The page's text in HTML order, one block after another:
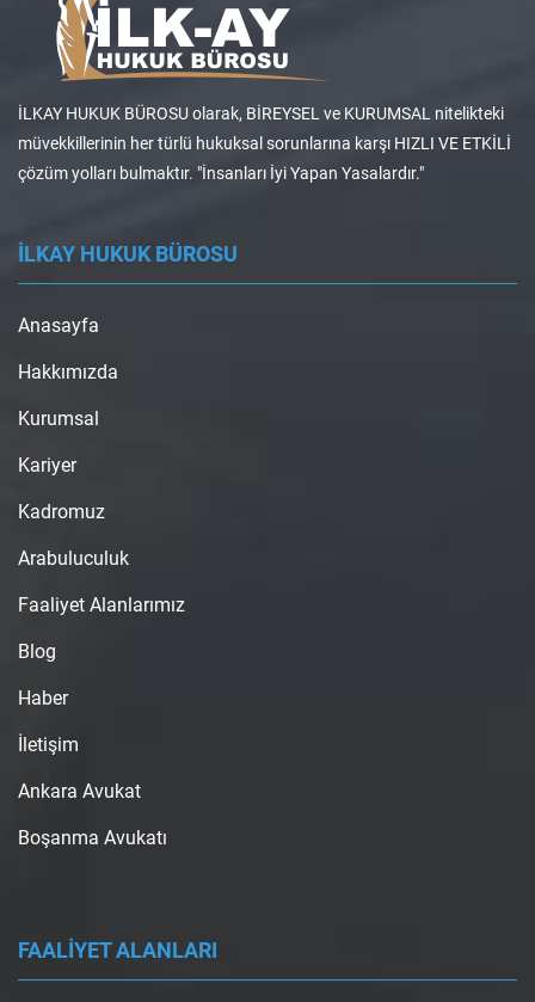
İLKAY HUKUK BÜROSU olarak, BİREYSEL ve KURUMSAL nitelikteki
müvekkillerinin her türlü hukuksal sorunlarına karşı HIZLI VE ETKİLİ
çözüm yolları bulmaktır. "İnsanları İyi Yapan Yasalardır."
İLKAY HUKUK BÜROSU
Anasayfa
Hakkımızda
Kurumsal
Kariyer
Kadromuz
Arabuluculuk
Faaliyet Alanlarımız
Blog
Haber
İletişim
Ankara Avukat
Boşanma Avukatı
FAALİYET ALANLARI